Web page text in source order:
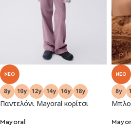
NEO
Παντελόνι Mayoral κορίτσι
Mayoral
NEO